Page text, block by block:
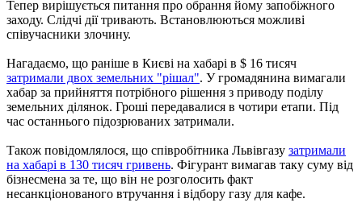
Тепер вирішується питання про обрання йому запобіжного
заходу. Слідчі дії тривають. Встановлюються можливі
співучасники злочину.
Нагадаємо, що раніше в Києві на хабарі в $ 16 тисяч
затримали двох земельних "рішал". У громадянина вимагали
хабар за прийняття потрібного рішення з приводу поділу
земельних ділянок. Гроші передавалися в чотири етапи. Під
час останнього підозрюваних затримали.
Також повідомлялося, що співробітника Львівгазу затримали
на хабарі в 130 тисяч гривень. Фігурант вимагав таку суму від
бізнесмена за те, що він не розголосить факт
несанкціонованого втручання і відбору газу для кафе.